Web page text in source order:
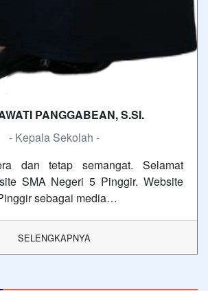
PANGGABEAN, S.SI.
- Kepala Sekolah -
dan tetap semangat. Selamat
SMA Negeri 5 Pinggir. Website
sebagai media…
SELENGKAPNYA